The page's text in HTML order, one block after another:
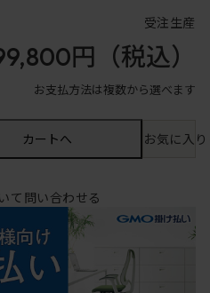
受注生産
円 （税込）
お支払方法は複数から選べます
カートへ お気に入
て問い合わせる